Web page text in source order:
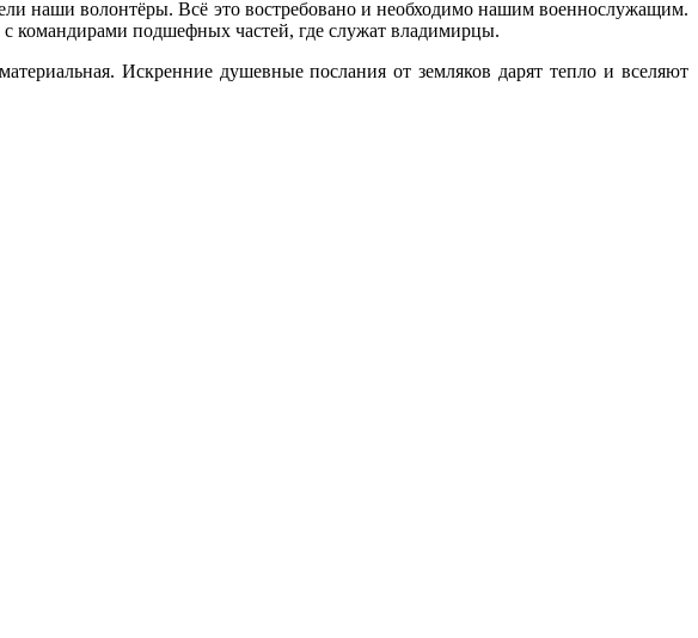
наши волонтёры. Всё это востребовано и необходимо нашим военнослужащим.
командирами подшефных частей, где служат владимирцы.
Искренние душевные послания от земляков дарят тепло и вселяют